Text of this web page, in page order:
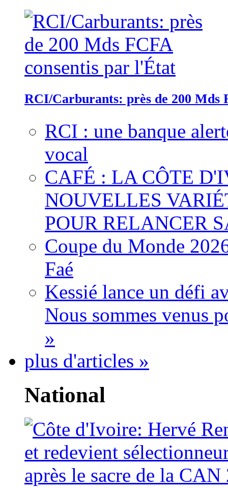
RCI/Carburants: près de 200 Mds
RCI : une banque
vocal
CAFÉ : LA CÔTE
NOUVELLES
POUR RELANCER
Coupe du Monde
Faé
Kessié lance un défi
Nous sommes venus
»
plus d'articles »
National